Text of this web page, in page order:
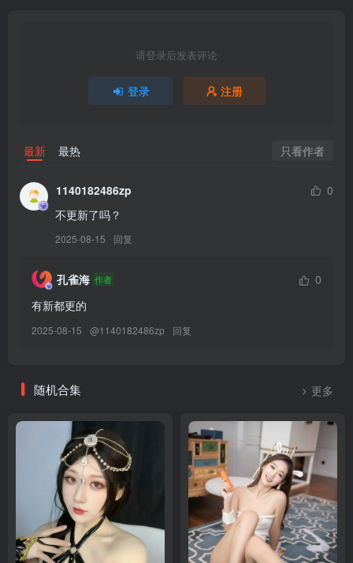
神沢永莉 – NO.022 主人喜欢这套吗[63P-11V-1.11G]
[4.5]
神沢永莉 – NO.019 新年好呀[56P-1V-356M]
[3.17]
神沢永莉 – NO.018 电子猫猫宠物[86P-172.6M]
神沢永莉 – NO.017 女仆死库水[39P-179.3M]
[3.15]
请登录后发表评论
登录 注册
最新 最热 只看作者
1140182486zp
0
不更新了吗？
2025-08-15 回复
孔雀海 作者
0
有新都更的
2025-08-15 @1140182486zp 回复
随机合集 更多